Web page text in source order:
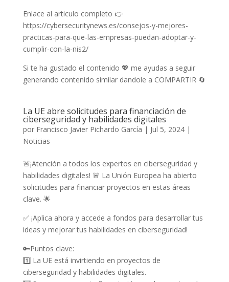
Enlace al articulo completo 👉
https://cybersecuritynews.es/consejos-y-mejores-
practicas-para-que-las-empresas-puedan-adoptar-y-
cumplir-con-la-nis2/
Si te ha gustado el contenido 💖 me ayudas a seguir
generando contenido similar dandole a COMPARTIR 🔄
La UE abre solicitudes para financiación de
ciberseguridad y habilidades digitales
por Francisco Javier Pichardo García | Jul 5, 2024|
Noticias
🚨¡Atención a todos los expertos en ciberseguridad y
habilidades digitales! 🚨 La Unión Europea ha abierto
solicitudes para financiar proyectos en estas áreas
clave. 🌟
✅ ¡Aplica ahora y accede a fondos para desarrollar tus
ideas y mejorar tus habilidades en ciberseguridad!
🔑Puntos clave:
1️⃣ La UE está invirtiendo en proyectos de
ciberseguridad y habilidades digitales.